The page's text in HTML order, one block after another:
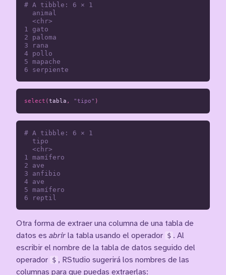
# A tibble: 6 × 1
  animal
  <chr>
1 gato
2 paloma
3 rana
4 pollo
5 mapache
select (tabla , "tipo" )
# A tibble: 6 × 1
  tipo
  <chr>
1 mamífero
2 ave
3 anfibio
4 ave
5 mamífero
Otra forma de extraer una columna de una tabla de
datos es abrir la tabla usando el operador $ . Al
escribir el nombre de la tabla de datos seguido del
operador $ , RStudio sugerirá los nombres de las
columnas para que puedas extraerlas: